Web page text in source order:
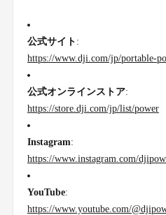
公式サイト :
https://www.dji.com/jp/portable-
公式オンラインストア:
https://store.dji.com/jp/list/power
Instagram:
https://www.instagram.com/
YouTube:
https://www.youtube.com/